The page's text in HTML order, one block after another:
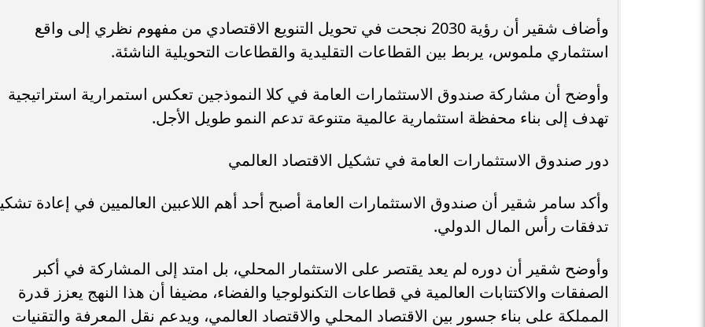
وأضاف شقير أن رؤية 2030 نجحت في تحويل التنويع الاقتصادي من مفهوم نظري إلى واقع
استثماري ملموس، يربط بين القطاعات التقليدية والقطاعات التحويلية الناشئة.
وأوضح أن مشاركة صندوق الاستثمارات العامة في كلا النموذجين تعكس استمرارية استراتيجية
تهدف إلى بناء محفظة استثمارية عالمية متنوعة تدعم النمو طويل الأجل.
دور صندوق الاستثمارات العامة في تشكيل الاقتصاد العالمي
وأكد سامر شقير أن صندوق الاستثمارات العامة أصبح أحد أهم اللاعبين العالميين في إعادة
تدفقات رأس المال الدولي.
وأوضح شقير أن دوره لم يعد يقتصر على الاستثمار المحلي، بل امتد إلى المشاركة في أكبر
الصفقات والاكتتابات العالمية في قطاعات التكنولوجيا والفضاء، مضيفا أن هذا النهج يعزز قدرة
المملكة على بناء جسور بين الاقتصاد المحلي والاقتصاد العالمي، ويدعم نقل المعرفة والتقنيات